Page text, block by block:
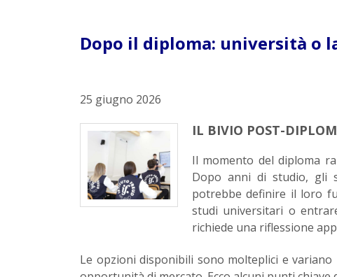
Dopo il diploma: università o
25 giugno 2026
IL BIVIO POST-
Il momento del diploma
Dopo anni di studio, gli
potrebbe definire il loro
studi universitari o
richiede una riflessione
Le opzioni disponibili sono molteplici e